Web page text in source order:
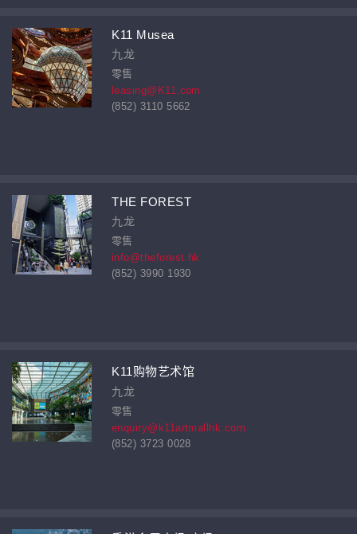
K11 Musea
九龙
零售
leasing@K11.com
(852) 3110 5662
THE FOREST
九龙
零售
info@theforest.hk
(852) 3990 1930
K11购物艺术馆
九龙
零售
enquiry@k11artmallhk.com
(852) 3723 0028